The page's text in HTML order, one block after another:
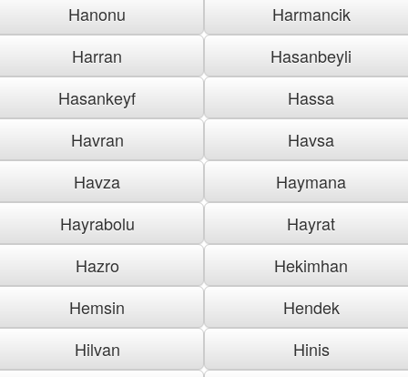
Hanonu
Harmancik
Harran
Hasanbeyli
Hasankeyf
Hassa
Havran
Havsa
Havza
Haymana
Hayrabolu
Hayrat
Hazro
Hekimhan
Hemsin
Hendek
Hilvan
Hinis